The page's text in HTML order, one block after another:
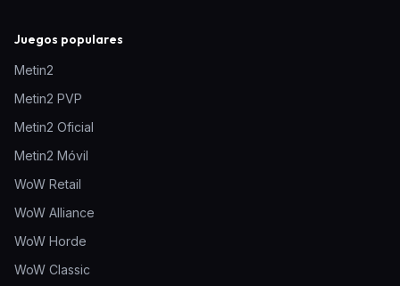
Juegos populares
Metin2
Metin2 PVP
Metin2 Oficial
Metin2 Móvil
WoW Retail
WoW Alliance
WoW Horde
WoW Classic